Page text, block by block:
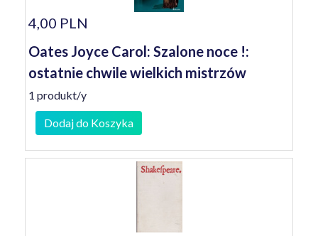
4,00 PLN
Oates Joyce Carol: Szalone noce !:
ostatnie chwile wielkich mistrzów
1 produkt/y
Dodaj do Koszyka